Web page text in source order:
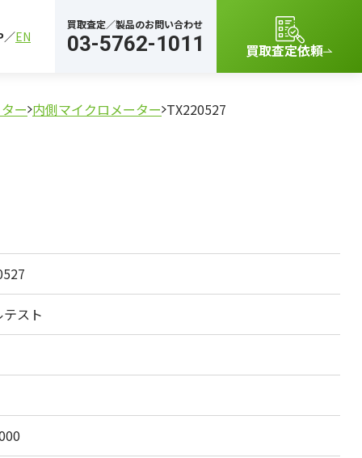
EN
買取査定／製品のお問い合わせ
03-5762-1011 買取査定依頼
ー 内側マイクロメーター TX220527
スト